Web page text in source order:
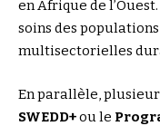
en Afrique de
soins des
multisectorielles
En parallèle,
SWEDD+ou le